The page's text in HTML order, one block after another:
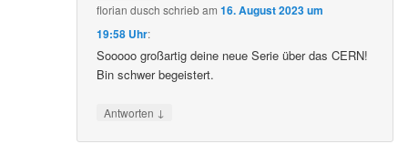
florian dusch schriebam16. August 2023 um
19:58 Uhr:
Sooooo großartig deine neue Serie über das CERN!
Bin schwer begeistert.
Antworten ↓